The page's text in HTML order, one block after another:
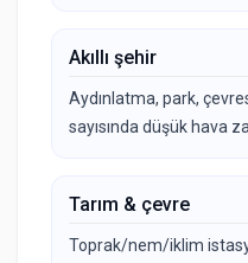
Akıllı şehir
Aydınlatma, park,
sayısında düşük hava
Tarım & çevre
Toprak/nem/iklim